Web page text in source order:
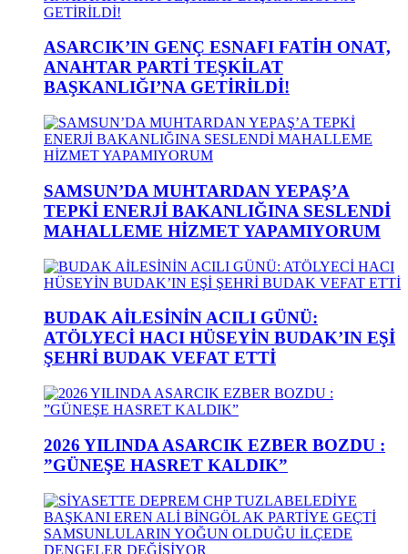
ASARCIK’IN GENÇ ESNAFI FATİH ONAT,
ANAHTAR PARTİ TEŞKİLAT
BAŞKANLIĞI’NA GETİRİLDİ!
SAMSUN’DA MUHTARDAN YEPAŞ’A
TEPKİ ENERJİ BAKANLIĞINA SESLENDİ
MAHALLEME HİZMET YAPAMIYORUM
BUDAK AİLESİNİN ACILI GÜNÜ:
ATÖLYECİ HACI HÜSEYİN BUDAK’IN EŞİ
ŞEHRİ BUDAK VEFAT ETTİ
2026 YILINDA ASARCIK EZBER BOZDU :
”GÜNEŞE HASRET KALDIK”